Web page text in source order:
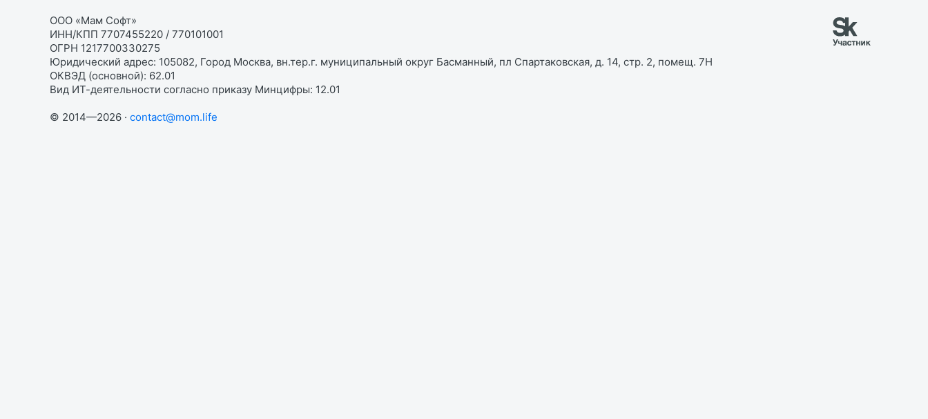
ООО «Мам Софт»
ИНН/КПП 7707455220 / 770101001
ОГРН 1217700330275
Юридический адрес: 105082, Город Москва, вн.тер.г. муниципальный округ Басманный, пл Спартаковская, д. 14, стр. 2, помещ. 7Н
ОКВЭД (основной): 62.01
Вид ИТ-деятельности согласно приказу Минцифры: 12.01
© 2014—2026 · contact@mom.life